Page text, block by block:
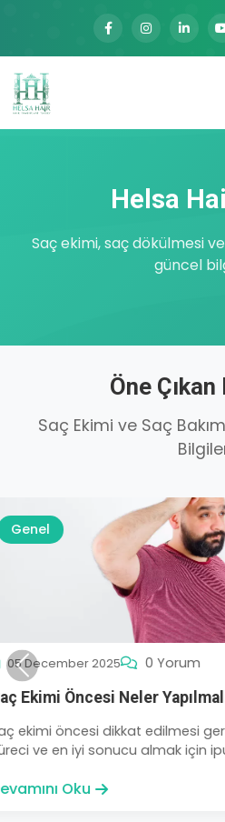
Helsa
Saç ekimi, saç dökülmesi
güncel
Öne
Saç Ekimi ve Saç
Genel
02 December 2025
0 Yorum
Saç Dökülmesini Önleyen
Sağlıklı saçlar için beslenme,
Önceki